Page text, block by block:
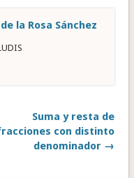
la Rosa Sánchez
Suma y resta de
con distinto
denominador →